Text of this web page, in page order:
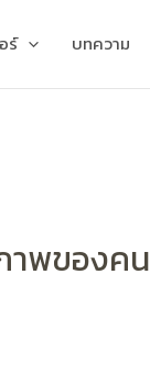
ร์ บทความ
พของคน